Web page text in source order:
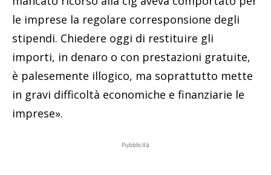
le imprese la regolare corresponsione degli
stipendi. Chiedere oggi di restituire gli
importi, in denaro o con prestazioni gratuite,
è palesemente illogico, ma soprattutto mette
in gravi difficoltà economiche e finanziarie le
imprese».
Pubblicità